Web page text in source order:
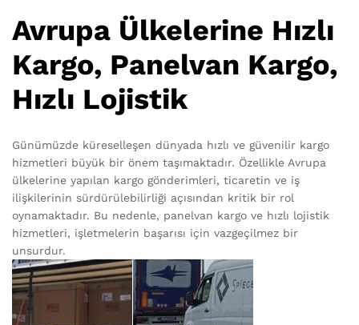
Avrupa Ülkelerine Hızlı
Kargo, Panelvan Kargo,
Hızlı Lojistik
Günümüzde küreselleşen dünyada hızlı ve güvenilir kargo
hizmetleri büyük bir önem taşımaktadır. Özellikle Avrupa
ülkelerine yapılan kargo gönderimleri, ticaretin ve iş
ilişkilerinin sürdürülebilirliği açısından kritik bir rol
oynamaktadır. Bu nedenle, panelvan kargo ve hızlı lojistik
hizmetleri, işletmelerin başarısı için vazgeçilmez bir
unsurdur.